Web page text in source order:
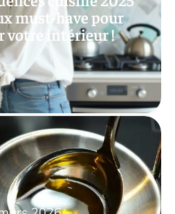
must-have pour
votre intérieur !